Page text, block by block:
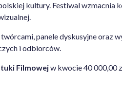
kultury. Festiwal wzmacnia
panele dyskusyjne oraz
i odbiorców.
Filmowejw kwocie 40 000,00